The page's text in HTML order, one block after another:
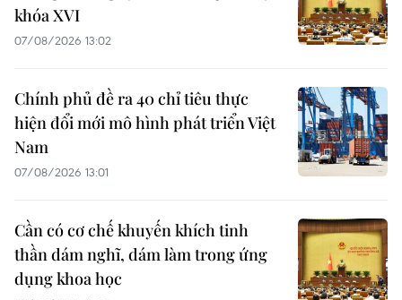
khóa XVI
07/08/2026 13:02
Chính phủ đề ra 40 chỉ tiêu thực
hiện đổi mới mô hình phát triển Việt
Nam
07/08/2026 13:01
Cần có cơ chế khuyến khích tinh
thần dám nghĩ, dám làm trong ứng
dụng khoa học